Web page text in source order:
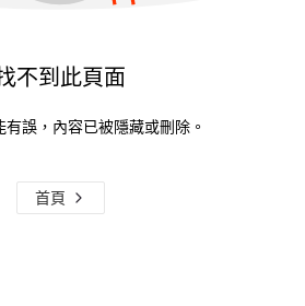
不到此頁面
誤，內容已被隱藏或刪除。
首頁